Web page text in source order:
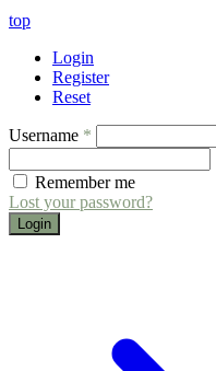
top
Login
Register
Reset
Username *
Remember me
Lost your password?
Login